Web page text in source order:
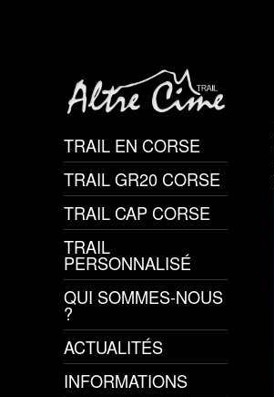
TRAIL EN CORSE
TRAIL GR20 CORSE
TRAIL CAP CORSE
TRAIL
PERSONNALISÉ
QUI SOMMES-NOUS
?
ACTUALITÉS
INFORMATIONS